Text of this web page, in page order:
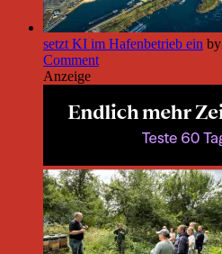
setzt KI im Hafenbetrieb ein by
Comment
Anzeige